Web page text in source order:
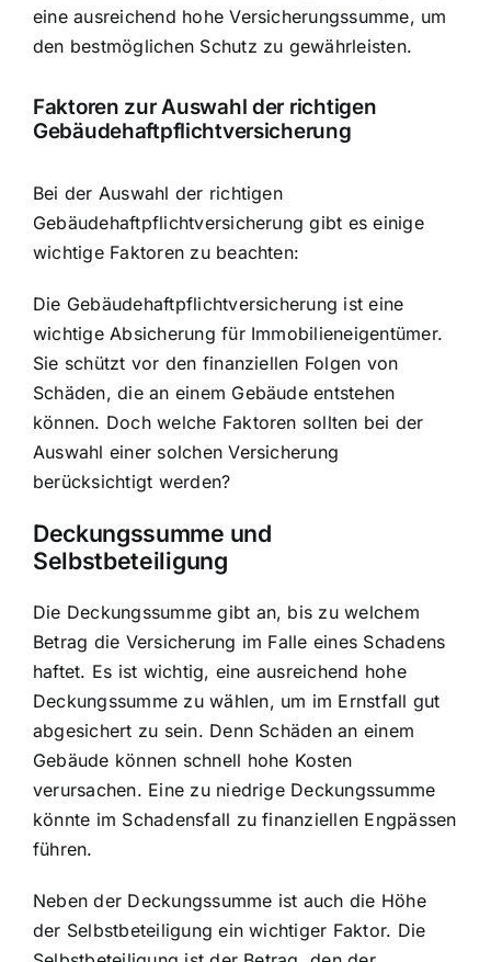
eine ausreichend hohe Versicherungssumme, um
den bestmöglichen Schutz zu gewährleisten.
Faktoren zur Auswahl der richtigen
Gebäudehaftpflichtversicherung
Bei der Auswahl der richtigen
Gebäudehaftpflichtversicherung gibt es einige
wichtige Faktoren zu beachten:
Die Gebäudehaftpflichtversicherung ist eine
wichtige Absicherung für Immobilieneigentümer.
Sie schützt vor den finanziellen Folgen von
Schäden, die an einem Gebäude entstehen
können. Doch welche Faktoren sollten bei der
Auswahl einer solchen Versicherung
berücksichtigt werden?
Deckungssumme und
Selbstbeteiligung
Die Deckungssumme gibt an, bis zu welchem
Betrag die Versicherung im Falle eines Schadens
haftet. Es ist wichtig, eine ausreichend hohe
Deckungssumme zu wählen, um im Ernstfall gut
abgesichert zu sein. Denn Schäden an einem
Gebäude können schnell hohe Kosten
verursachen. Eine zu niedrige Deckungssumme
könnte im Schadensfall zu finanziellen Engpässen
führen.
Neben der Deckungssumme ist auch die Höhe
der Selbstbeteiligung ein wichtiger Faktor. Die